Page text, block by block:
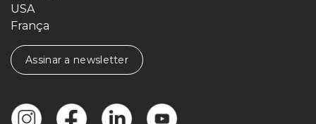
USA
França
Assinar a newsletter